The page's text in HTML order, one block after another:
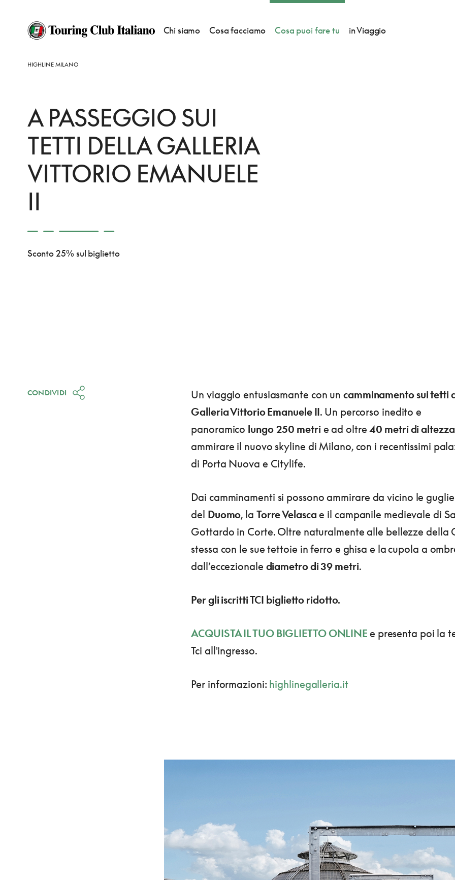
Chi siamo Cosa facciamo Cosa puoi fare tu in Viaggio
HIGHLINE MILANO
A PASSEGGIO SUI
TETTI DELLA GALLERIA
VITTORIO EMANUELE
II
Sconto 25% sul biglietto
Un viaggio entusiasmante con uncamminamento sui tetti
Galleria Vittorio Emanuele II. Un percorso inedito e
panoramico lungo 250 metrie ad oltre40 metri di altezza
ammirare il nuovo skyline di Milano, con i recentissimi
di Porta Nuova e Citylife.
Dai camminamenti si possono ammirare da vicino le guglie
del Duomo, la Torre Velasca e il campanile medievale di
Gottardo in Corte. Oltre naturalmente alle bellezze della
stessa con le sue tettoie in ferro e ghisa e lacupola a
dall’eccezionale diametro di 39 metri.
Per gli iscritti TCI biglietto ridotto.
ACQUISTA IL TUO BIGLIETTO ONLINE e presenta poi la
Tci all'ingresso.
Per informazioni: highlinegalleria.it
CONDIVIDI